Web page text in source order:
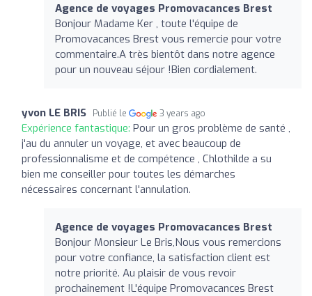
Agence de voyages Promovacances Brest
Bonjour Madame Ker , toute l'équipe de
Promovacances Brest vous remercie pour votre
commentaire.A très bientôt dans notre agence
pour un nouveau séjour !Bien cordialement.
yvon LE BRIS Publié le 3 years ago
Expérience fantastique: Pour un gros problème de santé ,
j'au du annuler un voyage, et avec beaucoup de
professionnalisme et de compétence , Chlothilde a su
bien me conseiller pour toutes les démarches
nécessaires concernant l'annulation.
Agence de voyages Promovacances Brest
Bonjour Monsieur Le Bris,Nous vous remercions
pour votre confiance, la satisfaction client est
notre priorité. Au plaisir de vous revoir
prochainement !L'équipe Promovacances Brest